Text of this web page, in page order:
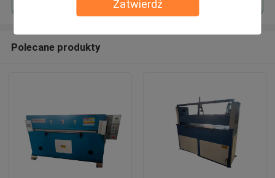
Zatwierdź
Polecane produkty